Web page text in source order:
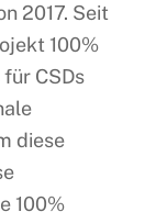
2017. Seit
100%
CSDs
diese
100%